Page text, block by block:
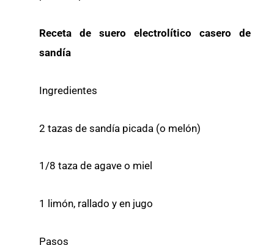
Receta de suero electrolítico casero de
sandía
Ingredientes
2 tazas de sandía picada (o melón)
1/8 taza de agave o miel
1 limón, rallado y en jugo
Pasos